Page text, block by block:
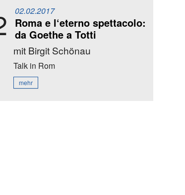
02.02.2017
Roma e l‘eterno spettacolo:
da Goethe a Totti
mit Birgit Schönau
Talk in Rom
mehr